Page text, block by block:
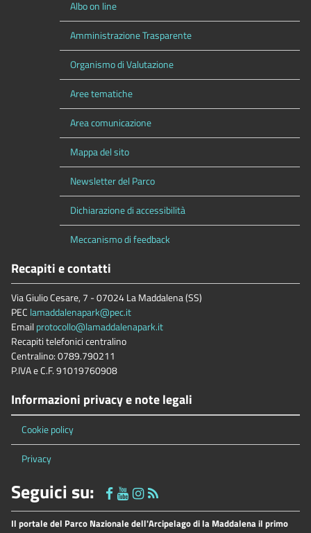
Albo on line
Amministrazione Trasparente
Organismo di Valutazione
Aree tematiche
Area comunicazione
Mappa del sito
Newsletter del Parco
Dichiarazione di accessibilità
Meccanismo di feedback
Recapiti e contatti
Via Giulio Cesare, 7 - 07024 La Maddalena (SS)
PEC lamaddalenapark@pec.it
Emailprotocollo@lamaddalenapark.it
Recapiti telefonici centralino
Centralino: 0789.790211
P.IVA e C.F. 91019760908
Informazioni privacy e note legali
Cookie policy
Privacy
Seguici su:
Il portale del Parco Nazionale dell'Arcipelago di la Maddalena il primo